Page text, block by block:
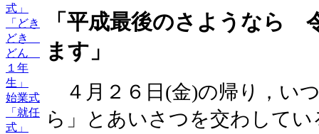
式」
「どき
どき
どん
１年
生」
始業式
「就任
式」
「平成最後のさようなら
ます」
４月２６日(金)の帰り，い
ら」とあいさつを交わして